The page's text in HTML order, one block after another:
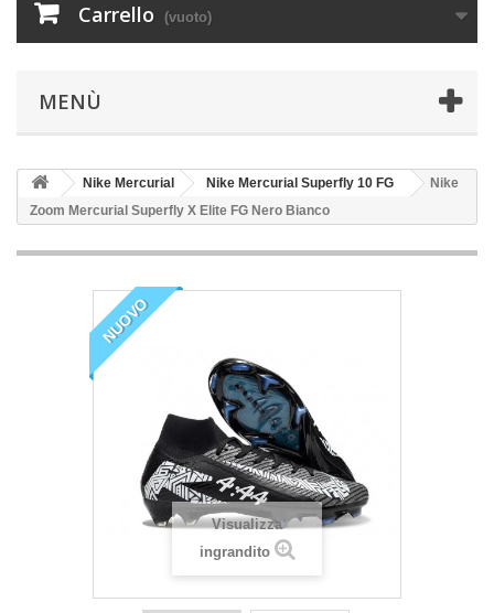
Carrello (vuoto)
MENÙ
Nike Mercurial Nike Mercurial Superfly 10 FG
Nike
Zoom Mercurial Superfly X Elite FG Nero Bianco
NUOVO
Visualizza
ingrandito